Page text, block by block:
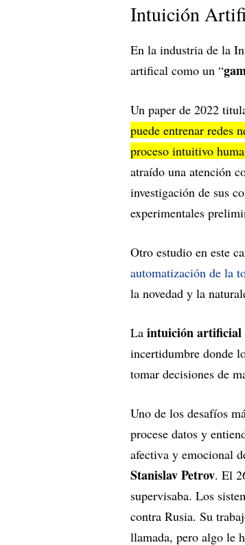
Intuición
En la industria de la
artifical como un “
Un paper de 2022
puede entrenar redes
proceso intuitivo
atraído una atención
investigación de sus
experimentales
Otro estudio en este
automatización de la
la novedad y la
La intuición artificial
incertidumbre donde
tomar decisiones de
Uno de los desafíos
procese datos y
afectiva y emocional
Stanislav Petrov. El
supervisaba. Los
contra Rusia. Su
llamada, pero algo le